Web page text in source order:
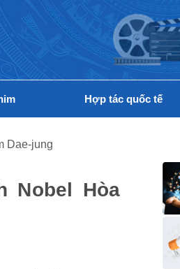
Hợp tác quốc tế
Dae-jung
Nobel Hòa